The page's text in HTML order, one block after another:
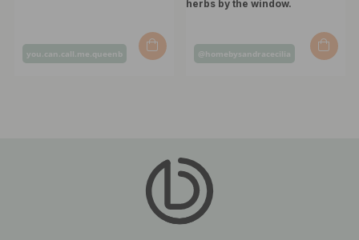
Post
you.can.call.me.queenb
Post
@homebysandracecilia